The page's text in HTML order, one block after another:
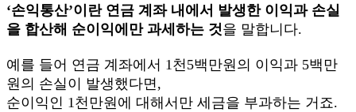
‘손익통산’이란 연금 계좌 내에서 발생한 이익과 손실
을 합산해 순이익에만 과세하는 것을 말합니다.
예를 들어 연금 계좌에서 1천5백만원의 이익과 5백만
원의 손실이 발생했다면,
순이익인 1천만원에 대해서만 세금을 부과하는 거죠.